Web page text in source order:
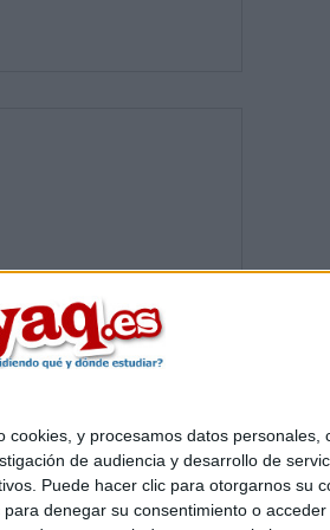
y procesamos datos
de audiencia y desarrollo de
Puede hacer clic para otorgarnos su
denegar su consentimiento o
|Contactar| Anúnciate
|Condiciones generales|Política de